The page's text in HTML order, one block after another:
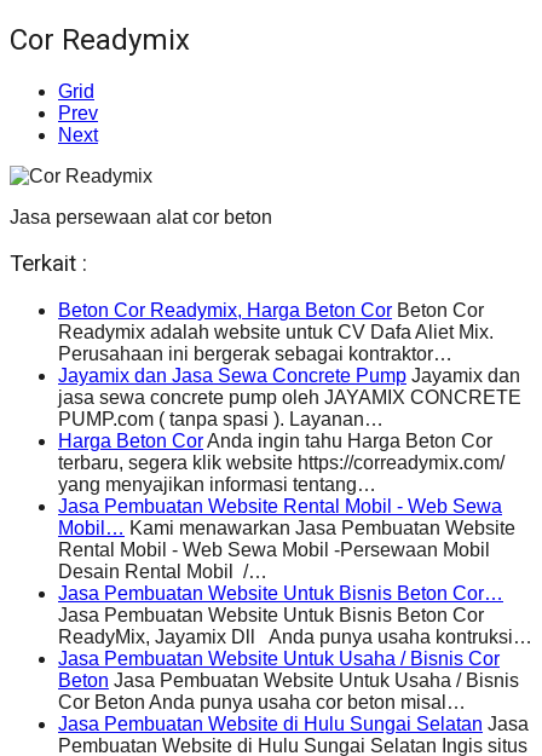
Cor Readymix
Grid
Prev
Next
Jasa persewaan alat cor beton
Terkait :
Beton Cor Readymix, Harga Beton Cor Beton Cor
Readymix adalah website untuk CV Dafa Aliet Mix.
Perusahaan ini bergerak sebagai kontraktor…
Jayamix dan Jasa Sewa Concrete Pump Jayamix dan
jasa sewa concrete pump oleh JAYAMIX CONCRETE
PUMP.com ( tanpa spasi ). Layanan…
Harga Beton CorAnda ingin tahu Harga Beton Cor
terbaru, segera klik website https://correadymix.com/
yang menyajikan informasi tentang…
Jasa Pembuatan Website Rental Mobil - Web Sewa
Mobil… Kami menawarkan Jasa Pembuatan Website
Rental Mobil - Web Sewa Mobil -Persewaan Mobil
Desain Rental Mobil /…
Jasa Pembuatan Website Untuk Bisnis Beton Cor…
Jasa Pembuatan Website Untuk Bisnis Beton Cor
ReadyMix, Jayamix Dll Anda punya usaha kontruksi…
Jasa Pembuatan Website Untuk Usaha / Bisnis Cor
Beton Jasa Pembuatan Website Untuk Usaha / Bisnis
Cor Beton Anda punya usaha cor beton misal…
Jasa Pembuatan Website di Hulu Sungai Selatan Jasa
Pembuatan Website di Hulu Sungai Selatan Ingis situs